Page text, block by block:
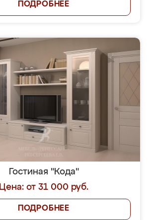
ПОДРОБНЕЕ
Гостиная "Кода"
Цена: от 31 000 руб.
ПОДРОБНЕЕ